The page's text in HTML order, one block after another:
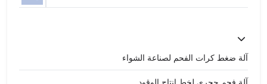
آلة ضغط كرات الفحم لصناعة الشواء